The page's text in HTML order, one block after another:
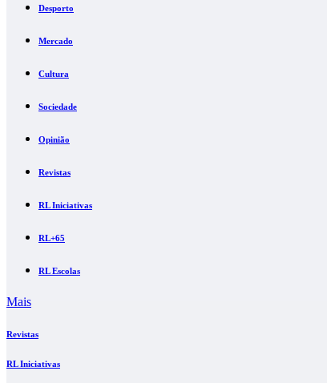
Desporto
Mercado
Cultura
Sociedade
Opinião
Revistas
RL Iniciativas
RL+65
RL Escolas
Mais
Revistas
RL Iniciativas